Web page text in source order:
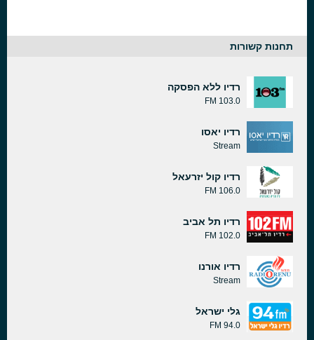
תחנות קשורות
רדיו ללא הפסקה
103.0 FM
רדיו יאסו
Stream
רדיו קול יזרעאל
106.0 FM
רדיו תל אביב
102.0 FM
רדיו אורנו
Stream
גלי ישראל
94.0 FM